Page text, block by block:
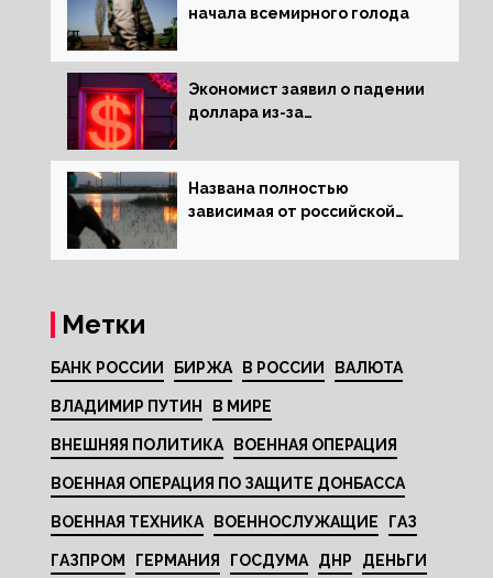
начала всемирного голода
Экономист заявил о падении
доллара из-за
Названа полностью
зависимая от российской
Метки
БАНК РОССИИ БИРЖА В РОССИИ ВАЛЮТА
ВЛАДИМИР ПУТИН В МИРЕ
ВНЕШНЯЯ ПОЛИТИКА ВОЕННАЯ ОПЕРАЦИЯ
ВОЕННАЯ ОПЕРАЦИЯ ПО ЗАЩИТЕ ДОНБАССА
ВОЕННАЯ ТЕХНИКА ВОЕННОСЛУЖАЩИЕ ГАЗ
ГАЗПРОМ ГЕРМАНИЯ ГОСДУМА ДНР ДЕНЬГИ